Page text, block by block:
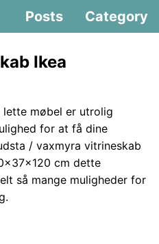
Posts Category
Ikea
lette møbel er utrolig
for at få dine
/ vaxmyra vitrineskab
cm dette
så mange muligheder for